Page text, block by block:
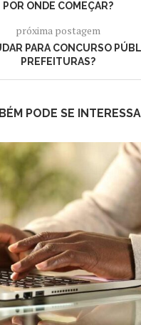
POR ONDE COMEÇAR?
próxima postagem
PARA CONCURSO
PREFEITURAS?
PODE SE